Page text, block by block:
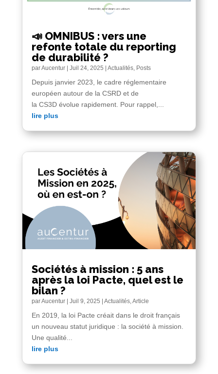
📣 OMNIBUS : vers une
refonte totale du reporting
de durabilité ?
parAucentur| Juil 24, 2025 Actualités, Posts
Depuis janvier 2023, le cadre réglementaire
européen autour de la CSRD et de
la CS3D évolue rapidement. Pour rappel,...
lire plus
Sociétés à mission : 5 ans
après la loi Pacte, quel est le
bilan ?
parAucentur| Juil 9, 2025 Actualités,Article
En 2019, la loi Pacte créait dans le droit français
un nouveau statut juridique : la société à mission.
Une qualité...
lire plus